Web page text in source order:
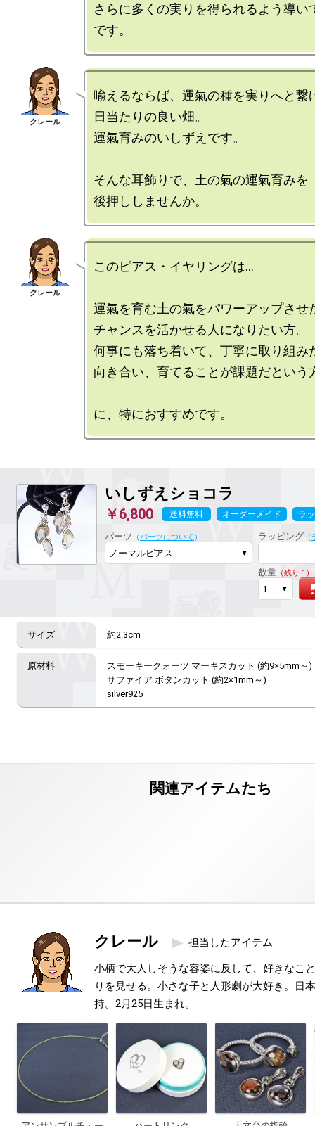
さらに多くの実りを得られるよう導い
喩えるならば、運氣の種を実りへと繋
日当たりの良い畑。
運氣育みのいしずえです。
そんな耳飾りで、土の氣の運氣育みを
このピアス・イヤリングは…
運氣を育む土の氣をパワーアップさせ
チャンスを活かせる人になりたい方。
何事にも落ち着いて、丁寧に取り組み
向き合い、育てることが課題だという
いしずえショコラ
￥6,800 送料無料 オーダーメイド ラ
パーツ （パーツについて ） ラッピング（
数量（残り 1）
約2.3cm
スモーキークォーツ マーキスカット (約9×5mm～)
サファイア ボタンカット (約2×1mm～)
silver925
クレール 担当したアイテム
小柄で大人しそうな容姿に反して、好きなこ
りを見せる。小さな子と人形劇が大好き。日
持。2月25日生まれ。